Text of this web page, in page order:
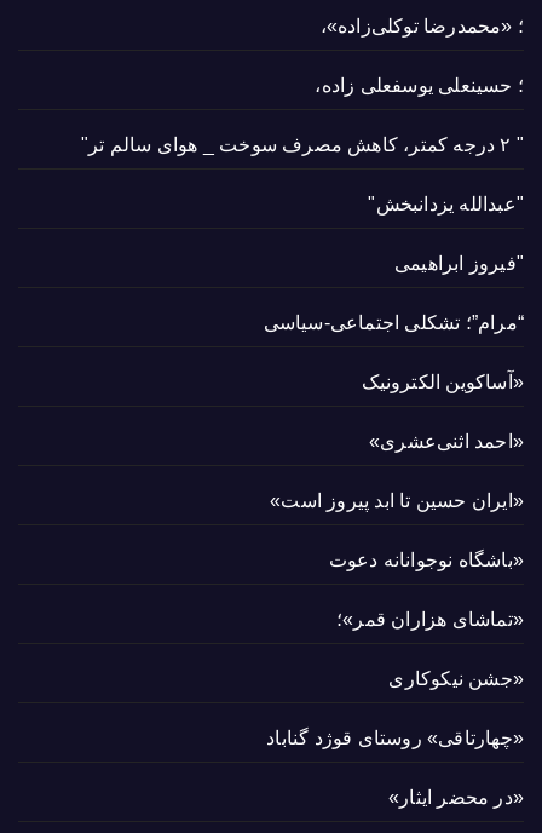
؛ «محمدرضا توکلی‌زاده»،
؛ حسینعلی یوسفعلی زاده،
" ۲ درجه کمتر، کاهش مصرف سوخت _ هوای سالم تر"
"عبدالله یزدانبخش"
"فیروز ابراهیمی
“مرام”؛ تشکلی اجتماعی-سیاسی
«آساکوین الکترونیک
«احمد اثنی‌عشری»
«ایران حسین تا ابد پیروز است»
«باشگاه نوجوانانه دعوت
«تماشای هزاران قمر»؛
«جشن نیکوکاری
«چهارتاقی» روستای قوژد گناباد
«در محضر ایثار»